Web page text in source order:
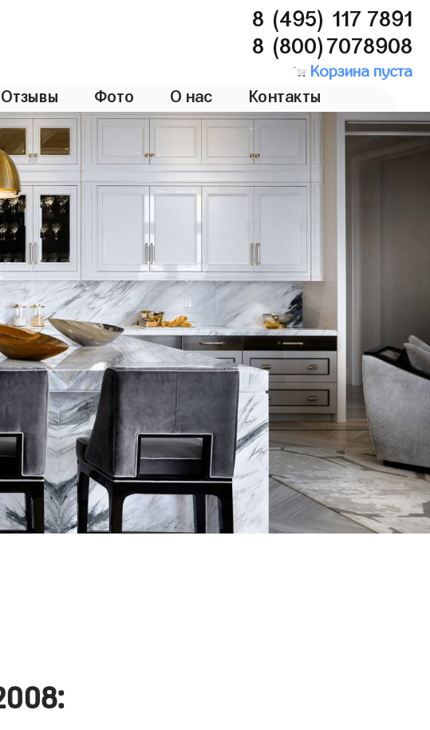
8 (495) 117 7891
8 (800)7078908
Корзина пуста
Отзывы Фото О нас Контакты